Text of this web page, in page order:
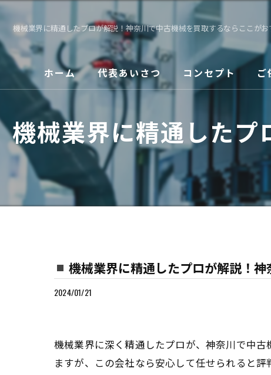
機械業界に精通したプロが解説！神奈川で中古機械を買取するならここがお
ホーム 代表あいさつ コンセプト ご
機械業界に精通した
機械業界に精通したプロが解説！
2024/01/21
機械業界に深く精通したプロが、神奈川で中
ますが、この会社なら安心して任せられると